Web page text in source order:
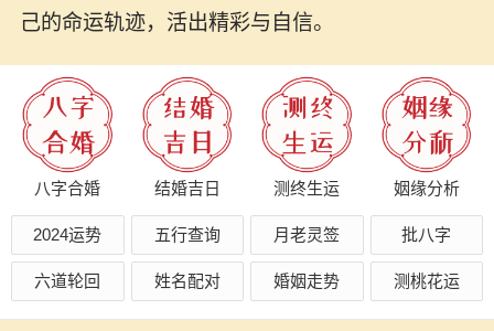
己的命运轨迹，活出精彩与自信。
八字合婚 结婚吉日 测终生运 姻缘分析
2024运势 五行查询 月老灵签 批八字
六道轮回 姓名配对 婚姻走势 测桃花运